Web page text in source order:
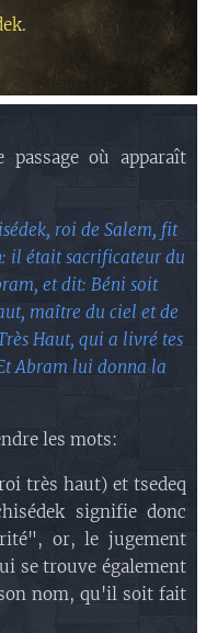
.
où apparaît
roi de Salem, fit
il était sacrificateur du
et dit: Béni soit
maître du ciel et de
Haut, qui a livré tes
Abram lui donna la
les mots:
très haut) et tsedeq
signifie donc
or, le jugement
se trouve également
nom, qu'il soit fait